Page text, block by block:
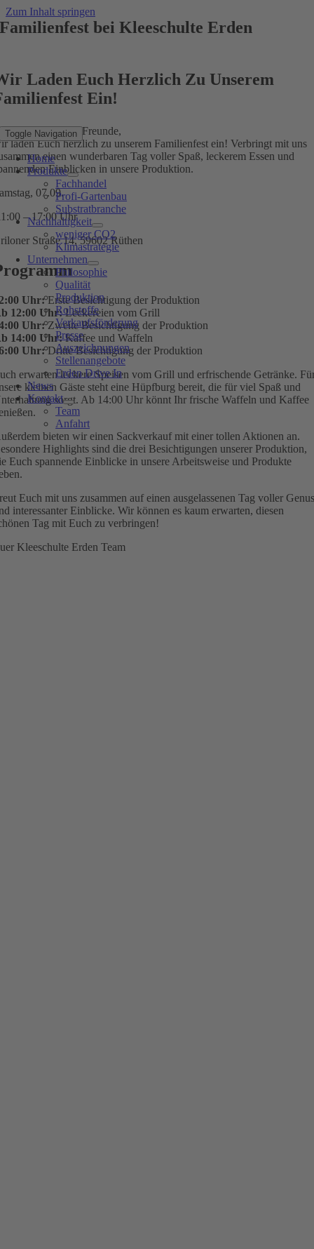
Zum Inhalt springen
Toggle Navigation
Home
Produkte
Fachhandel
Profi-Gartenbau
Substratbranche
Nachhaltigkeit
weniger CO2
Klimastrategie
Unternehmen
Philosophie
Qualität
Produktion
Rohstoffe
Verkaufsförderung
Presse
Auszeichnungen
Stellenangebote
Erden Drive In
News
Kontakt
Team
Anfahrt
Familienfest bei Kleeschulte Erden
Laden Euch Herzlich Zu Unserem
Ein!
Familien und Freunde,
laden Euch herzlich zu unserem Familienfest ein! Verbringt mit uns
einen wunderbaren Tag voller Spaß, leckerem Essen und
Einblicken in unsere Produktion.
07.09.
– 17:00 Uhr
Straße 14, 59602 Rüthen
Uhr:Erste Besichtigung der Produktion
12:00 Uhr:Leckereien vom Grill
Uhr:Zweite Besichtigung der Produktion
14:00 Uhr:Kaffee und Waffeln
Uhr:Dritte Besichtigung der Produktion
erwarten leckere Speisen vom Grill und erfrischende Getränke.
kleinen Gäste steht eine Hüpfburg bereit, die für viel Spaß und
sorgt. Ab 14:00 Uhr könnt Ihr frische Waffeln und Kaffee
bieten wir einen Sackverkauf mit einer tollen Aktionen an.
Highlights sind die drei Besichtigungen unserer Produktion,
Euch spannende Einblicke in unsere Arbeitsweise und Produkte
Euch mit uns zusammen auf einen ausgelassenen Tag voller
interessanter Einblicke. Wir können es kaum erwarten, diesen
Tag mit Euch zu verbringen!
Kleeschulte Erden Team